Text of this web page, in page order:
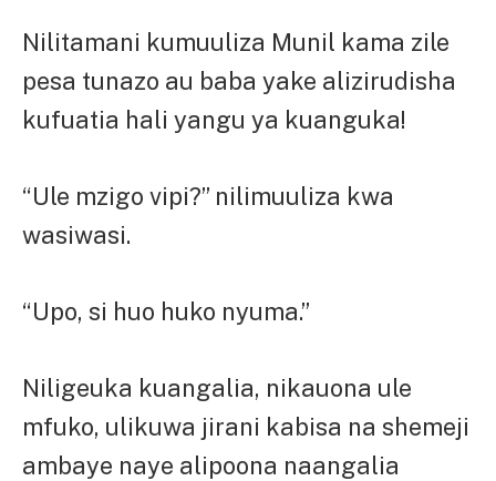
Nilitamani kumuuliza Munil kama zile
pesa tunazo au baba yake alizirudisha
kufuatia hali yangu ya kuanguka!
“Ule mzigo vipi?” nilimuuliza kwa
wasiwasi.
“Upo, si huo huko nyuma.”
Niligeuka kuangalia, nikauona ule
mfuko, ulikuwa jirani kabisa na shemeji
ambaye naye alipoona naangalia